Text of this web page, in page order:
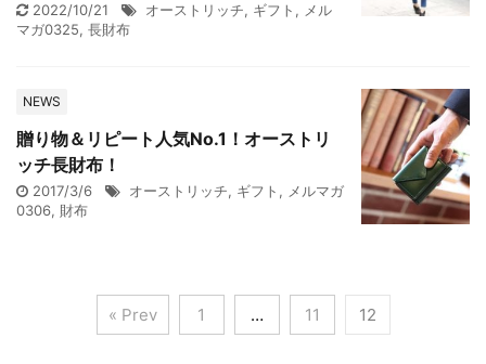
2022/10/21 オーストリッチ, ギフト , メル
マガ0325, 長財布
NEWS
贈り物＆リピート人気No.1！オーストリ
ッチ長財布！
2017/3/6 オーストリッチ, ギフト , メルマガ
0306, 財布
« Prev 1 … 11 12